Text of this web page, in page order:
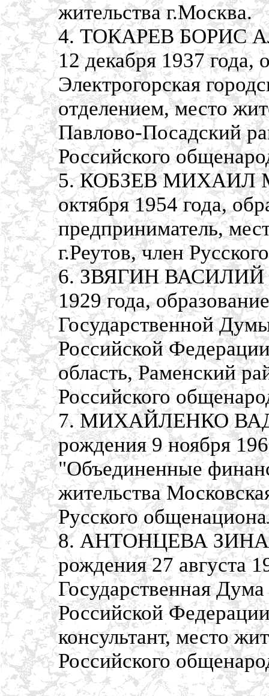
жительства г.Москва.
4. ТОКАРЕВ БОРИС
12 декабря 1937 года,
Электрогорская
отделением, место
Павлово-Посадский
Российского
5. КОБЗЕВ МИХАИЛ
октября 1954 года,
предприниматель,
г.Реутов, член
6. ЗВЯГИН ВАСИЛИЙ
1929 года,
Государственной
Российской
область, Раменский
Российского
7. МИХАЙЛЕНКО
рождения 9 ноября
"Объединенные
жительства
Русского
8. АНТОНЦЕВА
рождения 27 августа
Государственная
Российской
консультант, место
Российского